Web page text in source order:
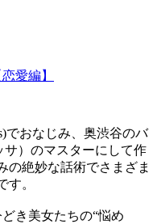
愛編】
でおなじみ、奥渋谷のバ
サ）のマスターにして作
の絶妙な話術でさまざま
す。
き美女たちの“悩め